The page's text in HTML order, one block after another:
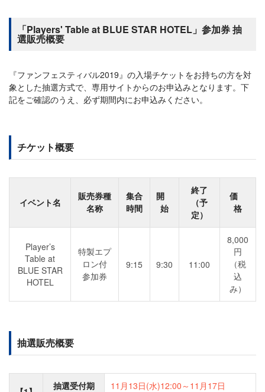
「Players' Table at BLUE STAR HOTEL」参加券 抽
選販売概要
『ファンフェスティバル2019』の入場チケットをお持ちの方を対
象とした抽選方式で、専用サイトからのお申込みとなります。下
記をご確認のうえ、必ず期間内にお申込みください。
チケット概要
イベント名
販売券種
名称
集合
時間
開
始
終了
（予
定）
価
格
Player’s
Table at
BLUE STAR
HOTEL
特製エプ
ロン付
参加券
9:15 9:30 11:00
8,000
円
（税
込
み）
抽選販売概要
抽選受付期
11月13日(水)12:00～11月17日